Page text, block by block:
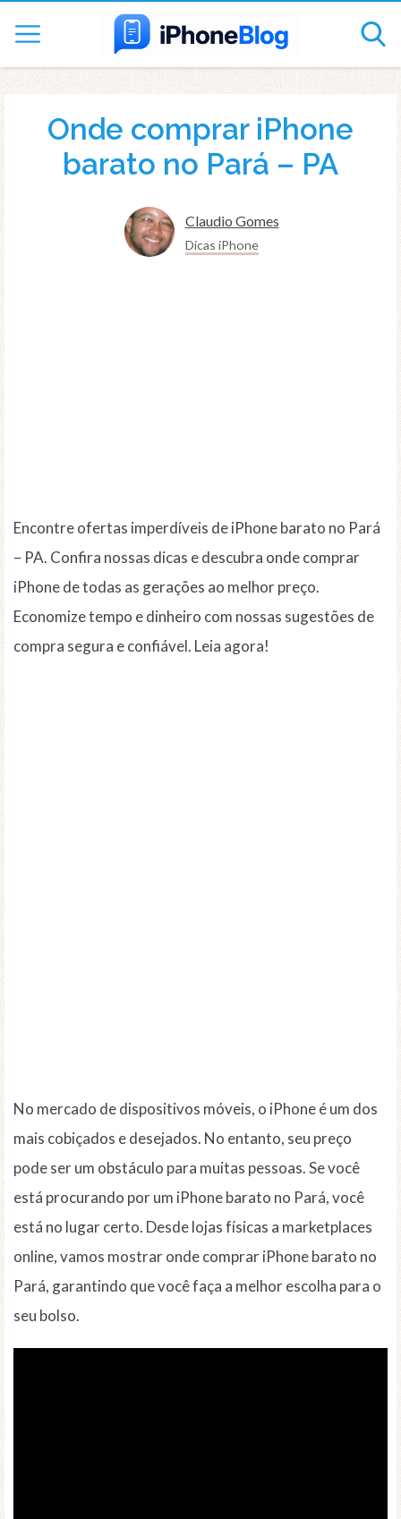
Onde comprar iPhone
barato no Pará – PA
Claudio Gomes
Dicas iPhone
Encontre ofertas imperdíveis de iPhone barato no Pará
– PA. Confira nossas dicas e descubra onde comprar
iPhone de todas as gerações ao melhor preço.
Economize tempo e dinheiro com nossas sugestões de
compra segura e confiável. Leia agora!
No mercado de dispositivos móveis, o iPhone é um dos
mais cobiçados e desejados. No entanto, seu preço
pode ser um obstáculo para muitas pessoas. Se você
está procurando por um iPhone barato no Pará, você
está no lugar certo. Desde lojas físicas a marketplaces
online, vamos mostrar onde comprar iPhone barato no
Pará, garantindo que você faça a melhor escolha para o
seu bolso.